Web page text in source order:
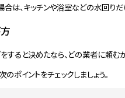
は、キッチンや浴室などの水回りだ
すると決めたなら、どの業者に頼む
のポイントをチェックしましょう。